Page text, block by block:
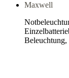
Maxwell